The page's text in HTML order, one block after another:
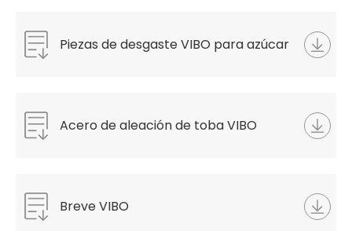
Piezas de desgaste VIBO para azúcar
Acero de aleación de toba VIBO
Breve VIBO